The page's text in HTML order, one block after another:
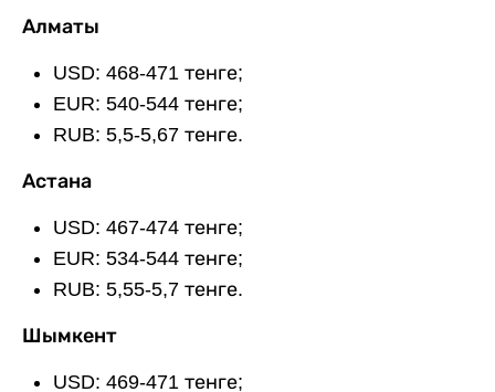
Алматы
USD: 468-471 тенге;
EUR: 540-544 тенге;
RUB: 5,5-5,67 тенге.
Астана
USD: 467-474 тенге;
EUR: 534-544 тенге;
RUB: 5,55-5,7 тенге.
Шымкент
USD: 469-471 тенге;